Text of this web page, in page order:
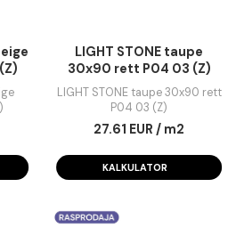
beige
(Z)
(Z)
LIGHT STONE
30x90 rett P04 03
LIGHT STONE taupe
P04 03 (Z)
27.61 EUR / m2